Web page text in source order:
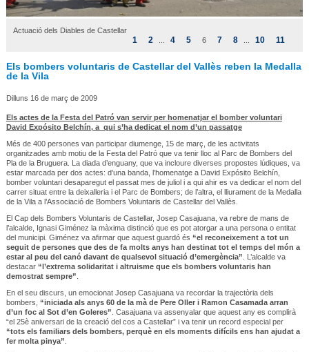
Actuació dels Diables de Castellar
1 2 4 5 6 7 8 10 11
Els bombers voluntaris de Castellar del Vallès reben la Medalla
de la Vila
Dilluns 16 de març de 2009
Els actes de la Festa del Patró van servir per homenatjar el bomber voluntari
David Expósito Belchín, a qui s’ha dedicat el nom d’un passatge
Més de 400 persones van participar diumenge, 15 de març, de les activitats
organitzades amb motiu de la Festa del Patró que va tenir lloc al Parc de Bombers del
Pla de la Bruguera. La diada d’enguany, que va incloure diverses propostes lúdiques, va
estar marcada per dos actes: d’una banda, l’homenatge a David Expósito Belchín,
bomber voluntari desaparegut el passat mes de juliol i a qui ahir es va dedicar el nom del
carrer situat entre la deixalleria i el Parc de Bombers; de l’altra, el lliurament de la Medalla
de la Vila a l’Associació de Bombers Voluntaris de Castellar del Vallès.
El Cap dels Bombers Voluntaris de Castellar, Josep Casajuana, va rebre de mans de
l’alcalde, Ignasi Giménez la màxima distinció que es pot atorgar a una persona o entitat
del municipi. Giménez va afirmar que aquest guardó és “el reconeixement a tot un
seguit de persones que des de fa molts anys han destinat tot el temps del món a
estar al peu del canó davant de qualsevol situació d’emergència” . L’alcalde va
destacar “l’extrema solidaritat i altruisme que els bombers voluntaris han
demostrat sempre”
En el seu discurs, un emocionat Josep Casajuana va recordar la trajectòria dels
bombers, “iniciada als anys 60 de la mà de Pere Oller i Ramon Casamada arran
d’un foc al Sot d’en Goleres” . Casajuana va assenyalar que aquest any es complirà
“el 25è aniversari de la creació del cos a Castellar” i va tenir un record especial per
“tots els familiars dels bombers, perquè en els moments difícils ens han ajudat a
fer molta pinya”